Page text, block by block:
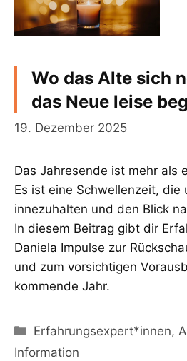
Wo das Alte sich
das Neue leise
19. Dezember 2025
Das Jahresende ist mehr als
Es ist eine Schwellenzeit, die
innezuhalten und den Blick
In diesem Beitrag gibt dir
Daniela Impulse zur
und zum vorsichtigen
kommende Jahr.
Kategorien
Erfahrungsexpert*innen,
Information